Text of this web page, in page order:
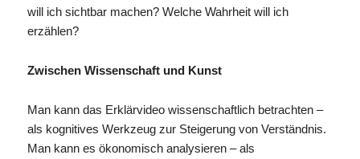
will ich sichtbar machen? Welche Wahrheit will ich
erzählen?
Zwischen Wissenschaft und Kunst
Man kann das Erklärvideo wissenschaftlich betrachten –
als kognitives Werkzeug zur Steigerung von Verständnis.
Man kann es ökonomisch analysieren – als